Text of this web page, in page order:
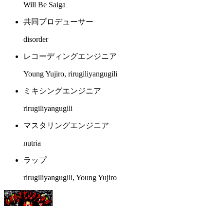
Will Be Saiga
共同プロデューサー
disorder
レコーディングエンジニア
Young Yujiro, rirugiliyangugili
ミキシングエンジニア
rirugiliyangugili
マスタリングエンジニア
nutria
ラップ
rirugiliyangugili, Young Yujiro